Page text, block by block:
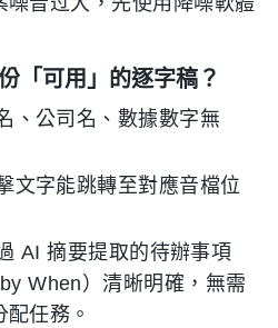
「可用」的逐字稿？
、公司名、數據數字無
文字能跳轉至對應音檔位
AI 摘要提取的待辦事項
When）清晰明確，無需
任務。